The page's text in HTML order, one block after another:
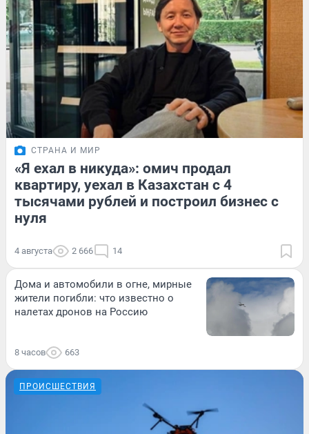
СТРАНА И МИР
«Я ехал в никуда»: омич продал
квартиру, уехал в Казахстан с 4
тысячами рублей и построил бизнес с
нуля
4 августа 2 666 14
Дома и автомобили в огне, мирные
жители погибли: что известно о
налетах дронов на Россию
8 часов 663
ПРОИСШЕСТВИЯ